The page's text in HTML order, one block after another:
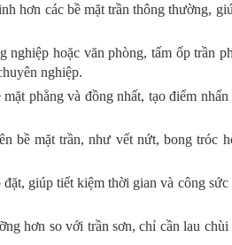
hơn các bề mặt trần thông thường,
hoặc văn phòng, tấm ốp trần
nghiệp.
phẳng và đồng nhất, tạo điểm
bề mặt trần, như vết nứt, bong tróc
giúp tiết kiệm thời gian và công
hơn so với trần sơn, chỉ cần lau